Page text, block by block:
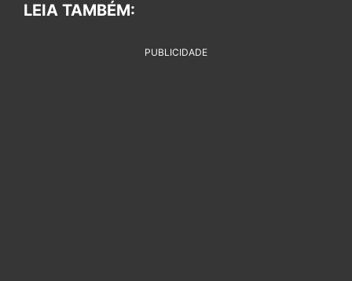
LEIA TAMBÉM:
PUBLICIDADE